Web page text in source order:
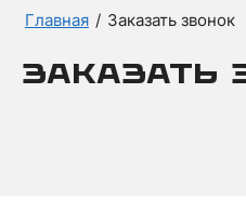
Главная / Заказать звонок
Заказать